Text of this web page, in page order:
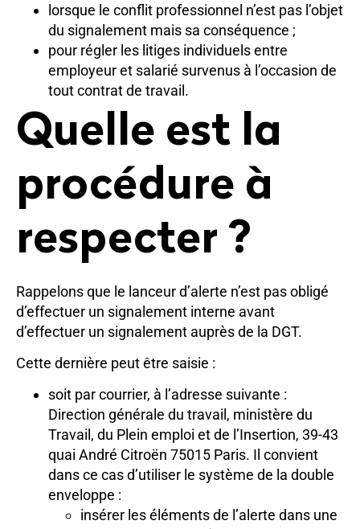
lorsque le conflit professionnel n’est pas l’objet
du signalement mais sa conséquence ;
pour régler les litiges individuels entre
employeur et salarié survenus à l’occasion de
tout contrat de travail.
Quelle est la
procédure à
respecter ?
Rappelons que le lanceur d’alerte n’est pas obligé
d’effectuer un signalement interne avant
d’effectuer un signalement auprès de la DGT.
Cette dernière peut être saisie :
soit par courrier, à l’adresse suivante :
Direction générale du travail, ministère du
Travail, du Plein emploi et de l’Insertion, 39-43
quai André Citroën 75015 Paris. Il convient
dans ce cas d’utiliser le système de la double
enveloppe :
insérer les éléments de l’alerte dans une